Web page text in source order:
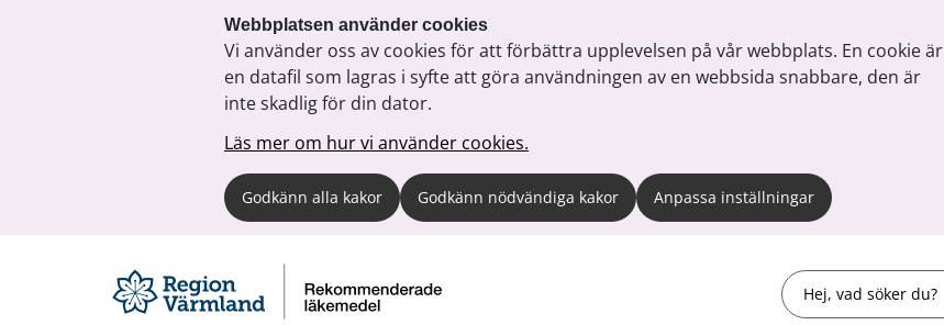
Webbplatsen använder cookies
Vi använder oss av cookies för att förbättra upplevelsen på vår webbplats. En cookie är
en datafil som lagras i syfte att göra användningen av en webbsida snabbare, den är
inte skadlig för din dator.
Läs mer om hur vi använder cookies.
Godkänn alla kakor Godkänn nödvändiga kakor Anpassa inställningar
Sök